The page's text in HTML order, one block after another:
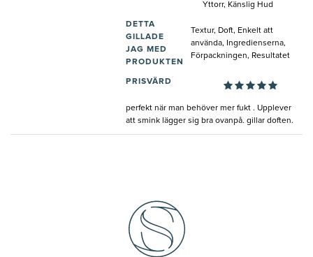
Yttorr, Känslig Hud
DETTA
GILLADE
JAG MED
PRODUKTEN
Textur, Doft, Enkelt att
använda, Ingredienserna,
Förpackningen, Resultatet
PRISVÄRD
perfekt när man behöver mer fukt . Upplever
att smink lägger sig bra ovanpå. gillar doften.